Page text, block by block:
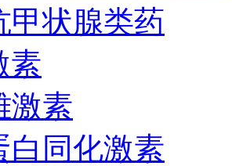
甲状腺类药
素
激素
白同化激素